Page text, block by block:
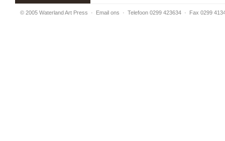
© 2005 Waterland Art Press · Email ons · Telefoon 0299 423634 · Fax 0299